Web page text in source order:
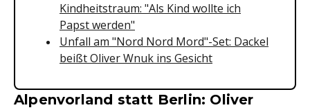
Kindheitstraum: "Als Kind wollte ich
Papst werden"
Unfall am "Nord Nord Mord"-Set: Dackel
beißt Oliver Wnuk ins Gesicht
Alpenvorland statt Berlin: Oliver